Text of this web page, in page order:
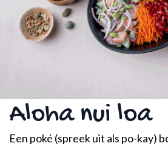
Aloha nui loa
Een poké (spreek uit als po-kay)